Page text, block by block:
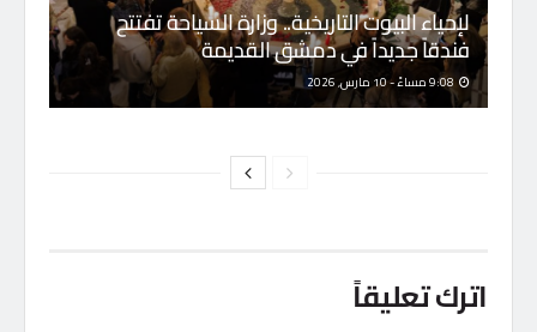
لإحياء البيوت التاريخية.. وزارة السياحة تفتتح
فندقاً جديداً في دمشق القديمة
9:08 مساءً - 10 مارس, 2026
اترك تعليقاً